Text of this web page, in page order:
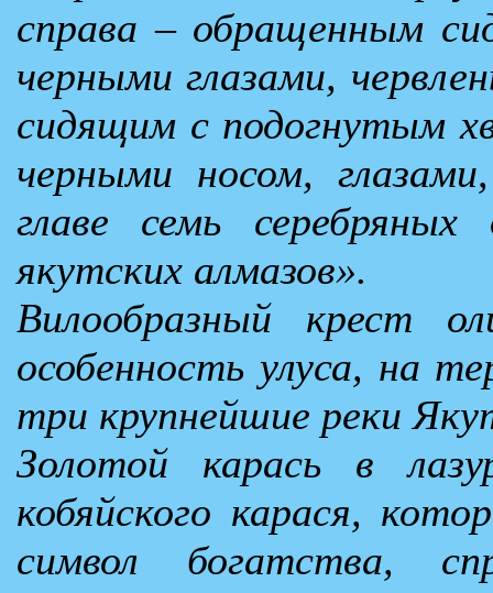
справа – обращенным
черными глазами,
сидящим с подогнутым
черными носом,
главе семь серебряных
якутских алмазов».
Вилообразный крест
особенность улуса, на
три крупнейшие реки
Золотой карась в
кобяйского карася,
символ богатства,